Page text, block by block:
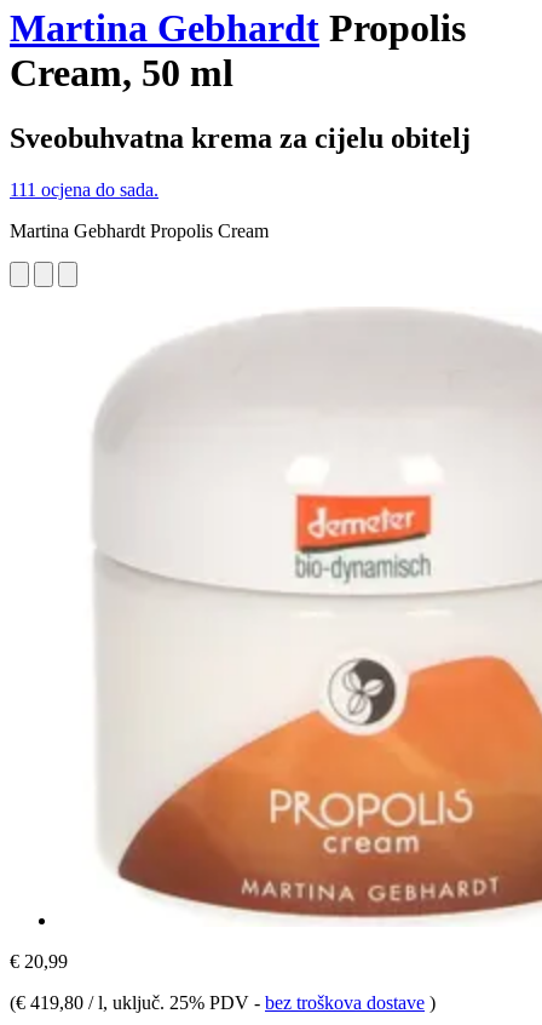
Martina Gebhardt Propolis
Cream, 50 ml
Sveobuhvatna krema za cijelu obitelj
111 ocjena do sada.
Martina Gebhardt Propolis Cream
€ 20,99
(€ 419,80 / l, uključ. 25% PDV - bez troškova dostave )